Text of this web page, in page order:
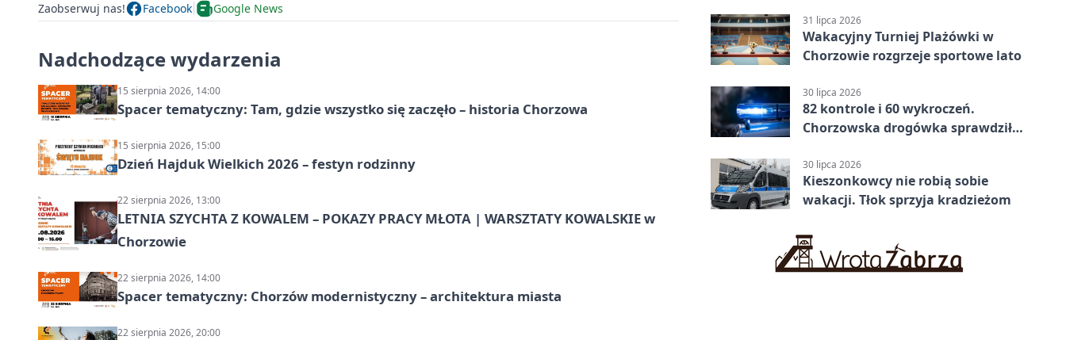
Zaobserwuj nas! Facebook Google News
Nadchodzące wydarzenia
15 sierpnia 2026, 14:00
Spacer tematyczny: Tam, gdzie wszystko się zaczęło – historia Chorzowa
15 sierpnia 2026, 15:00
Dzień Hajduk Wielkich 2026 – festyn rodzinny
22 sierpnia 2026, 13:00
LETNIA SZYCHTA Z KOWALEM – POKAZY PRACY MŁOTA | WARSZTATY KOWALSKIE w
Chorzowie
22 sierpnia 2026, 14:00
Spacer tematyczny: Chorzów modernistyczny – architektura miasta
22 sierpnia 2026, 20:00
31 lipca 2026
Wakacyjny Turniej Plażówki w
Chorzowie rozgrzeje sportowe lato
30 lipca 2026
82 kontrole i 60 wykroczeń.
Chorzowska drogówka sprawdziła
30 lipca 2026
Kieszonkowcy nie robią sobie
wakacji. Tłok sprzyja kradzieżom